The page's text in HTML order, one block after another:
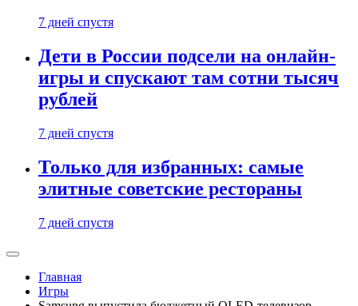
7 дней спустя
Дети в России подсели на онлайн-
игры и спускают там сотни тысяч
рублей
7 дней спустя
Только для избранных: самые
элитные советские рестораны
7 дней спустя
Главная
Игры